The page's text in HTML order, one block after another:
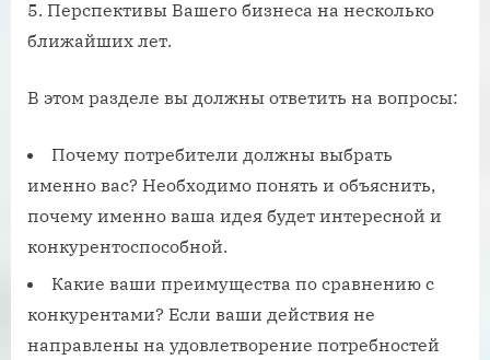
Перспективы Вашего бизнеса на несколько
ближайших лет.
В этом разделе вы должны ответить на вопросы:
Почему потребители должны выбрать
именно вас? Необходимо понять и объяснить,
почему именно ваша идея будет интересной и
конкурентоспособной.
Какие ваши преимущества по сравнению с
конкурентами? Если ваши действия не
направлены на удовлетворение потребностей